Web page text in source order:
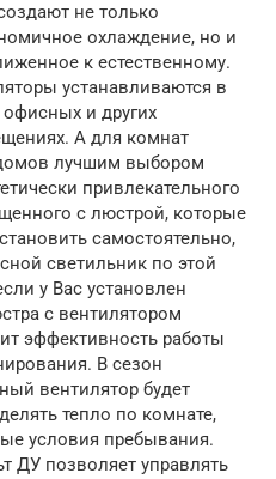
не только
охлаждение, но и
к естественному.
устанавливаются в
и других
А для комнат
лучшим выбором
привлекательного
с люстрой, которые
самостоятельно,
светильник по этой
у Вас установлен
с вентилятором
эффективность работы
В сезон
вентилятор будет
тепло по комнате,
условия пребывания.
ДУ позволяет управлять